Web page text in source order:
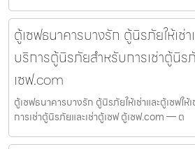
ตู้เซฟธนาคารบางรัก ตู้นิรภัยให้เช่า
บริการตู้นิรภัยสำหรับการเช่าตู้นิร
เซฟ.com
ตู้เซฟธนาคารบางรัก ตู้นิรภัยให้เช่าและตู้เซฟใ
การเช่าตู้นิรภัยและเช่าตู้เซฟ ตู้เซฟ.com — ต